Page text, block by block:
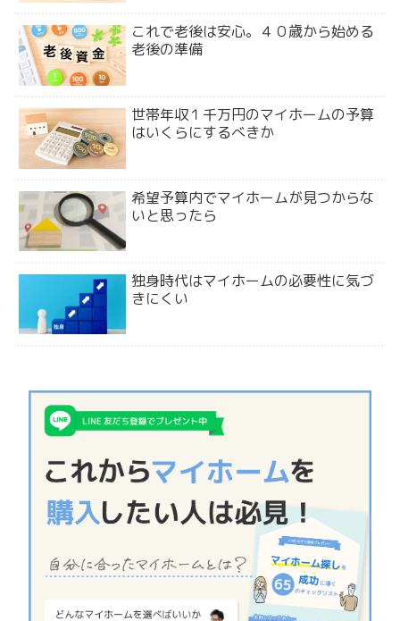
これで老後は安心。４０歳から始める
老後の準備
世帯年収１千万円のマイホームの予算
はいくらにするべきか
希望予算内でマイホームが見つからな
いと思ったら
独身時代はマイホームの必要性に気づ
きにくい